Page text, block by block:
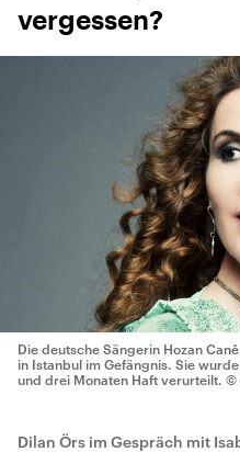
vergessen?
Die deutsche Sängerin Hozan
in Istanbul im Gefängnis. Sie
und drei Monaten Haft verurteilt. ©
Dilan Örs im Gespräch mit